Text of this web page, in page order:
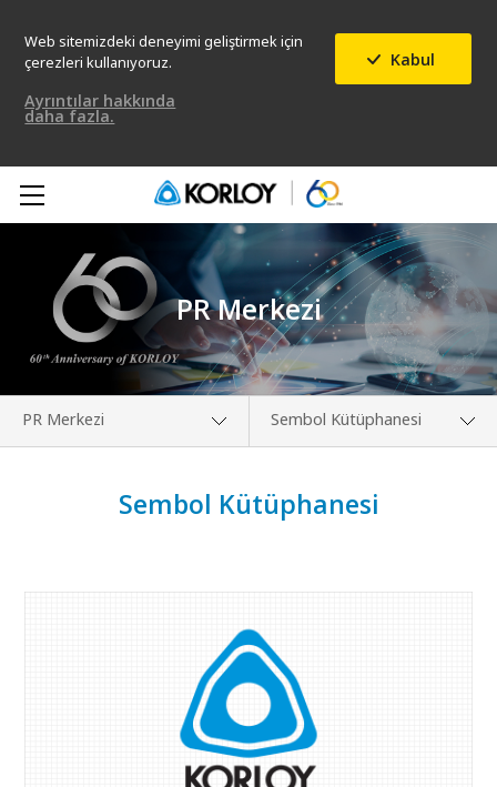
Web sitemizdeki deneyimi geliştirmek için
çerezleri kullanıyoruz.
Kabul
Ayrıntılar hakkında
daha fazla.
PR Merkezi
PR Merkezi Sembol Kütüphanesi
Medya Merkezi
Fuarlar
Sembol Kütüphanesi